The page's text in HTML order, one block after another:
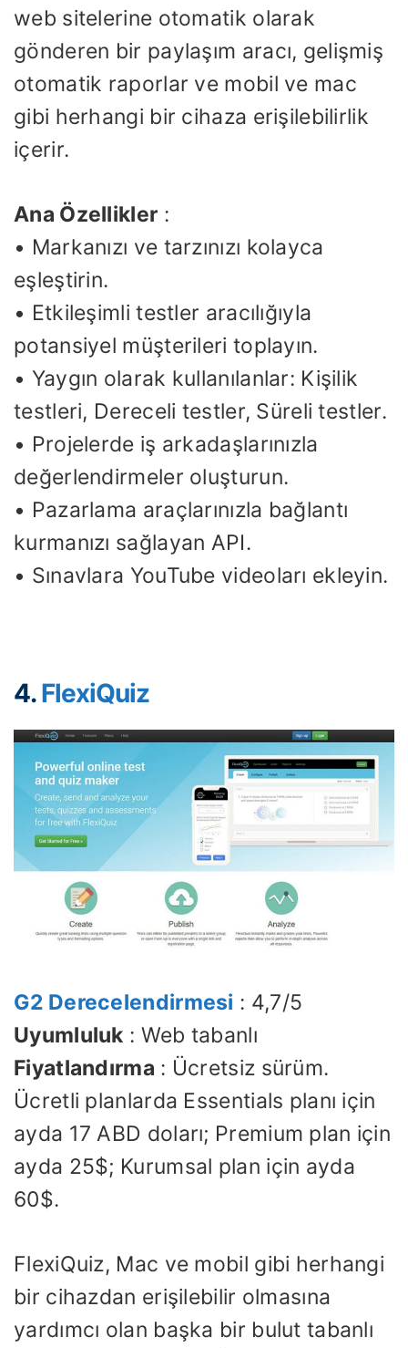
web sitelerine otomatik olarak
gönderen bir paylaşım aracı, gelişmiş
otomatik raporlar ve mobil ve mac
gibi herhangi bir cihaza erişilebilirlik
içerir.
Ana Özellikler :
• Markanızı ve tarzınızı kolayca
eşleştirin.
• Etkileşimli testler aracılığıyla
potansiyel müşterileri toplayın.
• Yaygın olarak kullanılanlar: Kişilik
testleri, Dereceli testler, Süreli testler.
• Projelerde iş arkadaşlarınızla
değerlendirmeler oluşturun.
• Pazarlama araçlarınızla bağlantı
kurmanızı sağlayan API.
• Sınavlara YouTube videoları ekleyin.
4.FlexiQuiz
G2 Derecelendirmesi : 4,7/5
Uyumluluk : Web tabanlı
Fiyatlandırma : Ücretsiz sürüm.
Ücretli planlarda Essentials planı için
ayda 17 ABD doları; Premium plan için
ayda 25$; Kurumsal plan için ayda
60$.
FlexiQuiz, Mac ve mobil gibi herhangi
bir cihazdan erişilebilir olmasına
yardımcı olan başka bir bulut tabanlı